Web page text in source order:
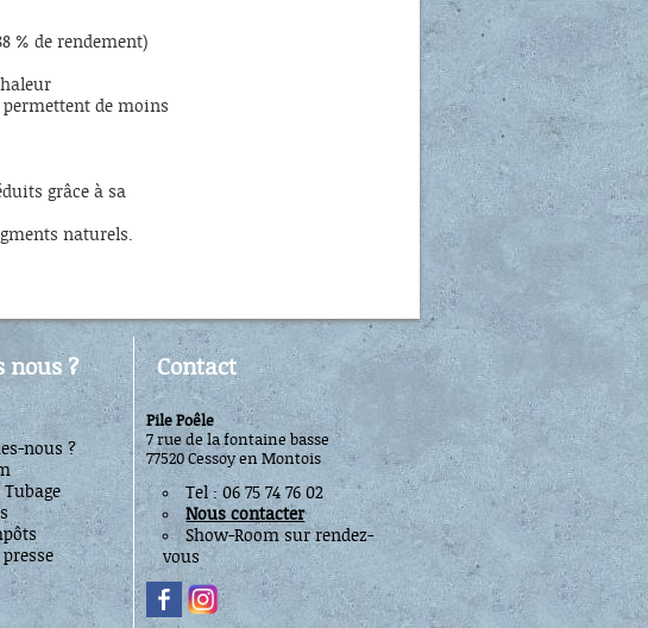
% de rendement)
de moins
grâce à sa
naturels.
nous ?
nous ?
Contact
Pile Poêle
7 rue de la fontaine basse
77520 Cessoy en Montois
Tel : 06 75 74 76 02
Nous contacter
Show-Room sur rendez-
vous